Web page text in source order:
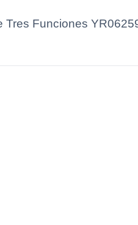
Funciones